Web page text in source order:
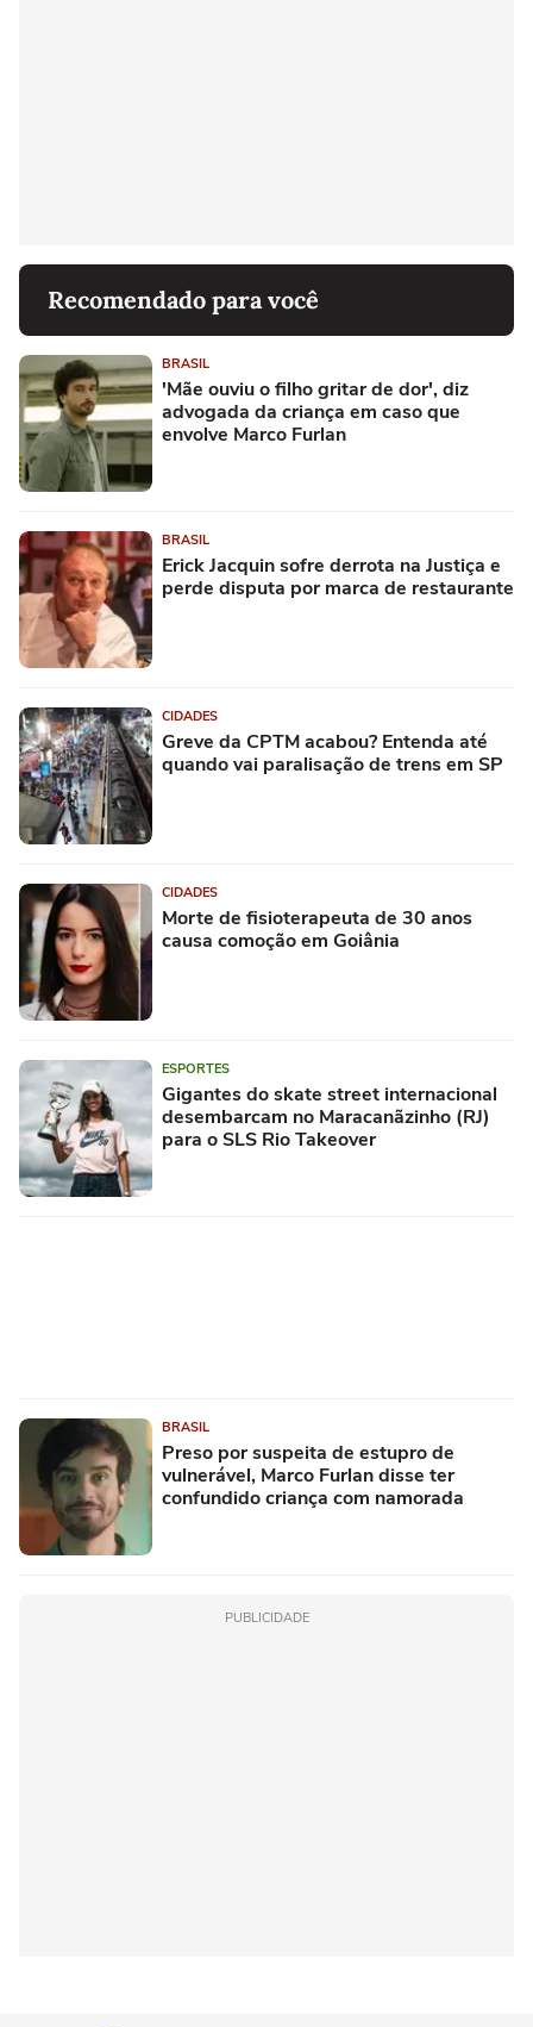
Recomendado para você
BRASIL
'Mãe ouviu o filho gritar de dor', diz
advogada da criança em caso que
envolve Marco Furlan
BRASIL
Erick Jacquin sofre derrota na Justiça e
perde disputa por marca de restaurante
CIDADES
Greve da CPTM acabou? Entenda até
quando vai paralisação de trens em SP
CIDADES
Morte de fisioterapeuta de 30 anos
causa comoção em Goiânia
ESPORTES
Gigantes do skate street internacional
desembarcam no Maracanãzinho (RJ)
para o SLS Rio Takeover
BRASIL
Preso por suspeita de estupro de
vulnerável, Marco Furlan disse ter
confundido criança com namorada
PUBLICIDADE